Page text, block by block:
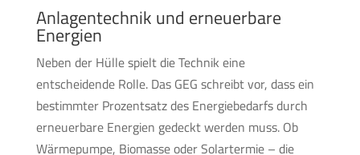
Anlagentechnik und erneuerbare
Energien
Neben der Hülle spielt die Technik eine
entscheidende Rolle. Das GEG schreibt vor, dass ein
bestimmter Prozentsatz des Energiebedarfs durch
erneuerbare Energien gedeckt werden muss. Ob
Wärmepumpe, Biomasse oder Solartermie – die